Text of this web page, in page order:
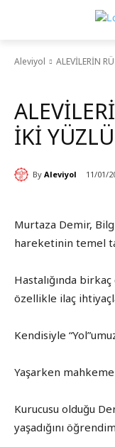
Aleviyol ALEVİLERİN
İKİ
By Aleviyol 11/01/
Murtaza Demir,
hareketinin temel
Hastalığında
özellikle ilaç
Kendisiyle
Yaşarken
Kurucusu olduğu
yaşadığını